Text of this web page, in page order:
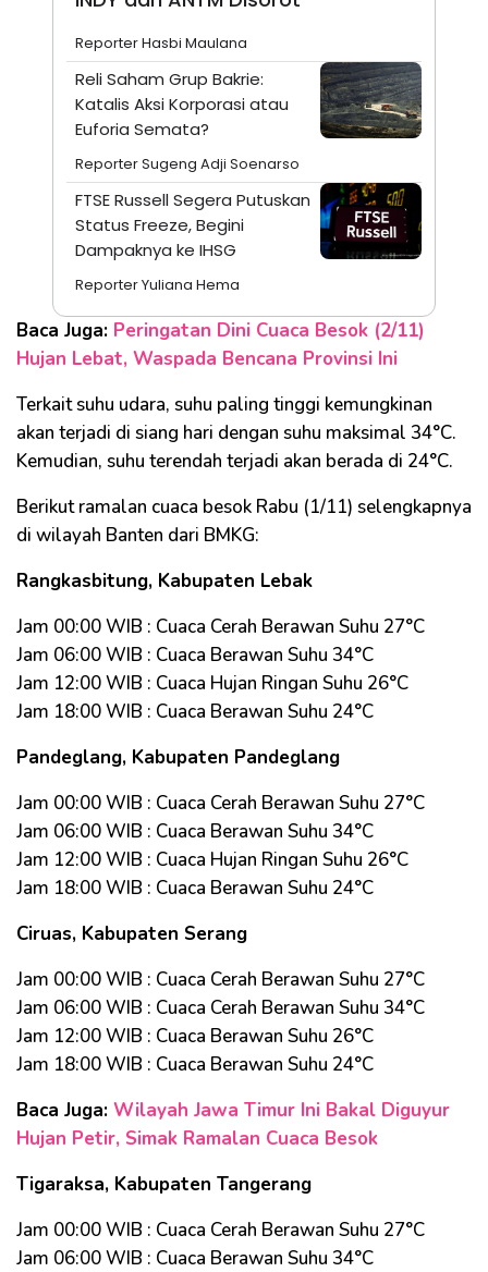
Reporter Hasbi Maulana
Reli Saham Grup Bakrie:
Katalis Aksi Korporasi atau
Euforia Semata?
Reporter Sugeng Adji Soenarso
FTSE Russell Segera Putuskan
Status Freeze, Begini
Dampaknya ke IHSG
Reporter Yuliana Hema
Baca Juga: Peringatan Dini Cuaca Besok (2/11)
Hujan Lebat, Waspada Bencana Provinsi Ini
Terkait suhu udara, suhu paling tinggi kemungkinan
akan terjadi di siang hari dengan suhu maksimal 34°C.
Kemudian, suhu terendah terjadi akan berada di 24°C.
Berikut ramalan cuaca besok Rabu (1/11) selengkapnya
di wilayah Banten dari BMKG:
Rangkasbitung, Kabupaten Lebak
Jam 00:00 WIB : Cuaca Cerah Berawan Suhu 27°C
Jam 06:00 WIB : Cuaca Berawan Suhu 34°C
Jam 12:00 WIB : Cuaca Hujan Ringan Suhu 26°C
Jam 18:00 WIB : Cuaca Berawan Suhu 24°C
Pandeglang, Kabupaten Pandeglang
Jam 00:00 WIB : Cuaca Cerah Berawan Suhu 27°C
Jam 06:00 WIB : Cuaca Berawan Suhu 34°C
Jam 12:00 WIB : Cuaca Hujan Ringan Suhu 26°C
Jam 18:00 WIB : Cuaca Berawan Suhu 24°C
Ciruas, Kabupaten Serang
Jam 00:00 WIB : Cuaca Cerah Berawan Suhu 27°C
Jam 06:00 WIB : Cuaca Cerah Berawan Suhu 34°C
Jam 12:00 WIB : Cuaca Berawan Suhu 26°C
Jam 18:00 WIB : Cuaca Berawan Suhu 24°C
Baca Juga: Wilayah Jawa Timur Ini Bakal Diguyur
Hujan Petir, Simak Ramalan Cuaca Besok
Tigaraksa, Kabupaten Tangerang
Jam 00:00 WIB : Cuaca Cerah Berawan Suhu 27°C
Jam 06:00 WIB : Cuaca Berawan Suhu 34°C